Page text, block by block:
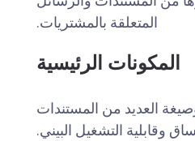
المتعلقة بالمشتريات.
المكونات الرئيسية
العديد من المستندات
وقابلية التشغيل البيني.